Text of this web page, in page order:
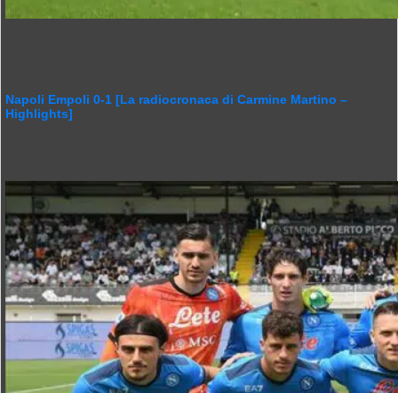
Napoli Empoli 0-1 [La radiocronaca di Carmine Martino –
Highlights]